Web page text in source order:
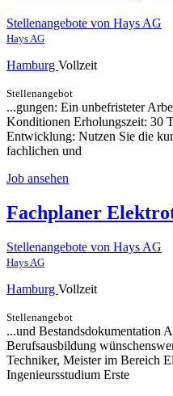
Stellenangebote von Hays AG
Hays AG
Hamburg Vollzeit
Stellenangebot
...gungen: Ein unbefristeter
Konditionen Erholungszeit: 30
Entwicklung: Nutzen Sie die
fachlichen und
Job ansehen
Fachplaner
Stellenangebote von Hays AG
Hays AG
Hamburg Vollzeit
Stellenangebot
...und Bestandsdokumentation
Berufsausbildung
Techniker, Meister im Bereich
Ingenieursstudium Erste